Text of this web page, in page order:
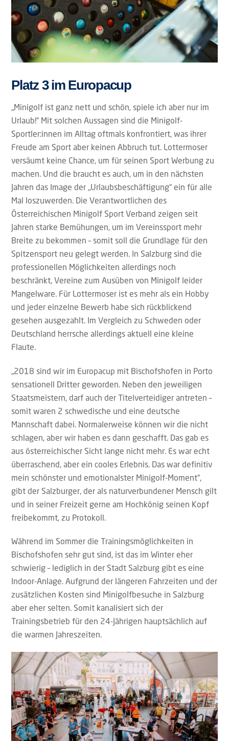
Platz 3 im Europacup
„Minigolf ist ganz nett und schön, spiele ich aber nur im
Urlaub!“ Mit solchen Aussagen sind die Minigolf-
Sportler:innen im Alltag oftmals konfrontiert, was ihrer
Freude am Sport aber keinen Abbruch tut. Lottermoser
versäumt keine Chance, um für seinen Sport Werbung zu
machen. Und die braucht es auch, um in den nächsten
Jahren das Image der „Urlaubsbeschäftigung“ ein für alle
Mal loszuwerden. Die Verantwortlichen des
Österreichischen Minigolf Sport Verband zeigen seit
Jahren starke Bemühungen, um im Vereinssport mehr
Breite zu bekommen – somit soll die Grundlage für den
Spitzensport neu gelegt werden. In Salzburg sind die
professionellen Möglichkeiten allerdings noch
beschränkt, Vereine zum Ausüben von Minigolf leider
Mangelware. Für Lottermoser ist es mehr als ein Hobby
und jeder einzelne Bewerb habe sich rückblickend
gesehen ausgezahlt. Im Vergleich zu Schweden oder
Deutschland herrsche allerdings aktuell eine kleine
Flaute.
„2018 sind wir im Europacup mit Bischofshofen in Porto
sensationell Dritter geworden. Neben den jeweiligen
Staatsmeistern, darf auch der Titelverteidiger antreten –
somit waren 2 schwedische und eine deutsche
Mannschaft dabei. Normalerweise können wir die nicht
schlagen, aber wir haben es dann geschafft. Das gab es
aus österreichischer Sicht lange nicht mehr. Es war echt
überraschend, aber ein cooles Erlebnis. Das war definitiv
mein schönster und emotionalster Minigolf-Moment“,
gibt der Salzburger, der als naturverbundener Mensch gilt
und in seiner Freizeit gerne am Hochkönig seinen Kopf
freibekommt, zu Protokoll.
Während im Sommer die Trainingsmöglichkeiten in
Bischofshofen sehr gut sind, ist das im Winter eher
schwierig – lediglich in der Stadt Salzburg gibt es eine
Indoor-Anlage. Aufgrund der längeren Fahrzeiten und der
zusätzlichen Kosten sind Minigolfbesuche in Salzburg
aber eher selten. Somit kanalisiert sich der
Trainingsbetrieb für den 24-Jährigen hauptsächlich auf
die warmen Jahreszeiten.